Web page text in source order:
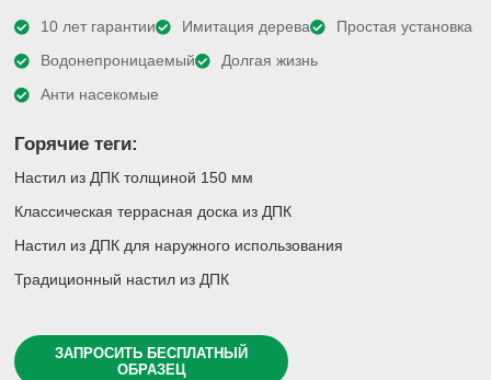
10 лет гарантии Имитация дерева
Простая установка
Водонепроницаемый
Долгая жизнь
Анти насекомые
Горячие теги:
Настил из ДПК толщиной 150 мм
Классическая террасная доска из ДПК
Настил из ДПК для наружного использования
Традиционный настил из ДПК
ЗАПРОСИТЬ БЕСПЛАТНЫЙ
ОБРАЗЕЦ